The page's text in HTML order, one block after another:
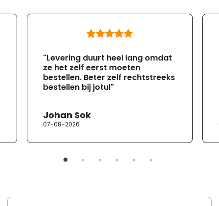
"Levering duurt heel lang omdat
ze het zelf eerst moeten
bestellen. Beter zelf rechtstreeks
bestellen bij jotul"
Johan Sok
07-08-2026